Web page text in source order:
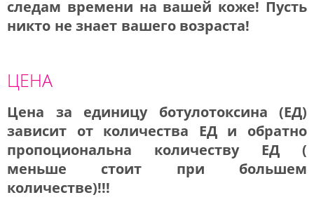
следам времени на вашей коже! Пусть
никто не знает вашего возраста!
ЦЕНА
Цена за единицу ботулотоксина (ЕД)
зависит от количества ЕД и обратно
пропоциональна количеству ЕД (
меньше стоит при большем
количестве)!!!